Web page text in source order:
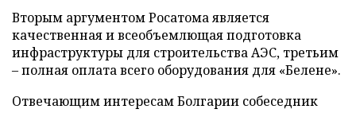
Вторым аргументом Росатома является
качественная и всеобъемлющая подготовка
инфраструктуры для строительства АЭС, третьим
– полная оплата всего оборудования для «Белене».
Отвечающим интересам Болгарии собеседник